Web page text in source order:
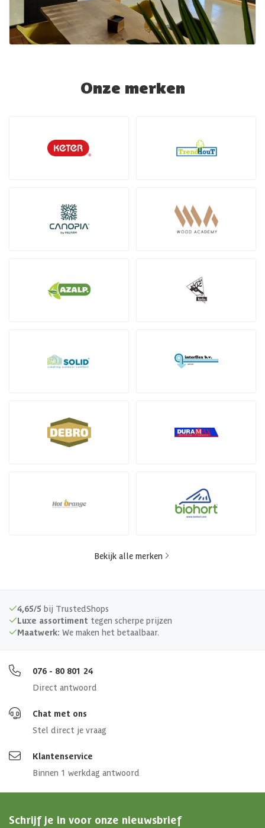
Onze merken
Bekijk alle merken
4,65/5 bij TrustedShops
Luxe assortiment tegen scherpe prijzen
Maatwerk: We maken het betaalbaar.
076 - 80 801 24
Direct antwoord
Chat met ons
Stel direct je vraag
Klantenservice
Binnen 1 werkdag antwoord
Schrijf je in voor onze nieuwsbrief